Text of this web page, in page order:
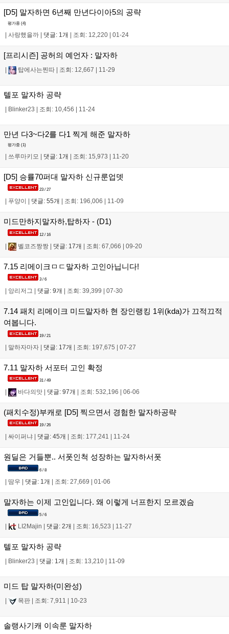
[D5] 말자하면 6년째 만년다이아5의 공략
평가중 (4)
| 사랑했을까 | 댓글: 1개 | 조회: 12,220 | 01-24
[프리시즌] 공허의 예언자 : 말자하
| 탑에사는찐따 | 조회: 12,667 | 11-29
텔포 말자하 공략
| Blinker23 | 조회: 10,456 | 11-24
만년 다3~다2를 다1 찍게 해준 말자하
평가중 (1)
쓰루마키모 댓글: 1개 조회: 15,973 11-20
[D5] 승률70퍼대 말자하 신규룬업뎃
23 / 27
푸양이 댓글: 55개 조회: 196,006 11-09
미드만하지말자하,탑하자 - (D1)
12 / 16
| 벨코즈짱짱 | 댓글: 17개 | 조회: 67,066 | 09-20
7.15 리메이크ㅁㄷ말자하 고인아닙니다!
3 / 6
앙리저그 댓글: 9개 조회: 39,399 07-30
7.14 패치 리메이크 미드말자하 현 장인랭킹 1위(kda)가 끄적끄적
여봅니다.
19 / 21
| 말하자마자 | 댓글: 17개 | 조회: 197,675 | 07-27
7.11 말자하 서포터 고인 확정
31 / 49
바다의맛 댓글: 97개 조회: 532,196 06-06
(패치수정)부캐로 [D5] 찍으면서 경험한 말자하공략
19 / 26
싸이퍼냐 댓글: 45개 조회: 177,241 11-24
원딜은 거들뿐.. 서폿인척 성장하는 말자하서폿
6 / 8
| 땀우 | 댓글: 1개 | 조회: 27,669 | 01-06
말자하는 이제 고인입니다. 왜 이렇게 너프한지 모르겠슴
5 / 6
LI2Majin 댓글: 2개 조회: 16,523 11-27
텔포 말자하 공략
Blinker23 댓글: 1개 조회: 13,210 11-09
미드 탑 말자하(미완성)
목판 조회: 7,911 10-23
솔랭사기캐 이속룬 말자하